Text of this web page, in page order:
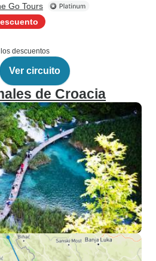
Go Tours
descuentos
Ver circuito
de Croacia